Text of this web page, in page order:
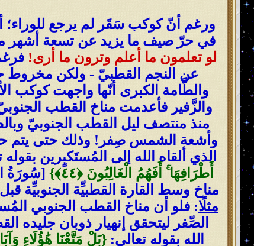
ورغم أنّ كوكب سَقَر لم يرجع للوراء؛
في حرّ صيف ما يزيد عن تسعة أشهر
لو تعلمون ما أعلم وترون ما أرى!
عن النجم القطبيّ - ولكن مخروط
والطَّامة الكبرى أنّها واجهت كوكب
والزَّفير فأعدمت مناخ القطب
وأشعة الشمس صِفر! وذلك حتى يتم
الذي ألقاه الله إلى المُستَكبٍرين بقوله
أَطْرَافِهَا ۚ أَفَهُمُ الْغَالِبُونَ ‎﴿٤٤﴾‏}
[سُورَةُ
مناخ وسط القارة القطبيِّة الجنوبيِّة
مثلًا: فلو أن مناخ القطب الجنوبي
الصِّفر ليتحقق إنهيار ذوبان
الله بقوله تعالى: {بَلْ مَتَّعْنَا هَٰؤُلَاءِ